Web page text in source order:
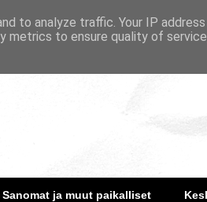
Sanomat ja muut paikalliset
to analyze traffic. Your IP
metrics to ensure quality of